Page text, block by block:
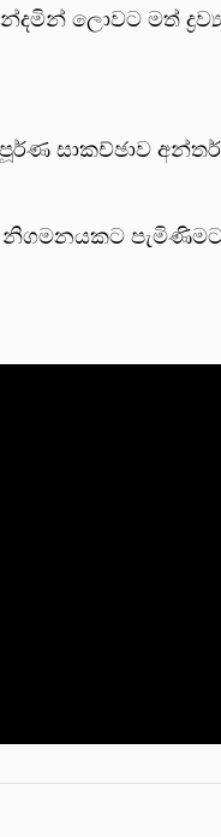
ලොවට මත්
සාකච්ඡාව
නිගමනයකට